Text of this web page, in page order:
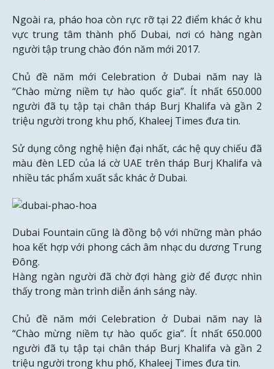
Ngoài ra, pháo hoa còn rực rỡ tại 22 điểm khác ở khu
vực trung tâm thành phố Dubai, nơi có hàng ngàn
người tập trung chào đón năm mới 2017.
Chủ đề năm mới Celebration ở Dubai năm nay là
“Chào mừng niềm tự hào quốc gia”. Ít nhất 650.000
người đã tụ tập tại chân tháp Burj Khalifa và gần 2
triệu người trong khu phố, Khaleej Times đưa tin.
Sử dụng công nghệ hiện đại nhất, các hệ quy chiếu đã
màu đèn LED của lá cờ UAE trên tháp Burj Khalifa và
nhiều tác phẩm xuất sắc khác ở Dubai.
Dubai Fountain cũng là đồng bộ với những màn pháo
hoa kết hợp với phong cách âm nhạc du dương Trung
Đông.
Hàng ngàn người đã chờ đợi hàng giờ để được nhìn
thấy trong màn trình diễn ánh sáng này.
Chủ đề năm mới Celebration ở Dubai năm nay là
“Chào mừng niềm tự hào quốc gia”. Ít nhất 650.000
người đã tụ tập tại chân tháp Burj Khalifa và gần 2
triệu người trong khu phố, Khaleej Times đưa tin.